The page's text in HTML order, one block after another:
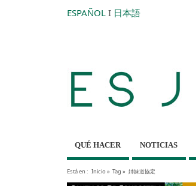
ESPAÑOL I 日本語
QUÉ HACER NOTICIAS
Está en : Inicio» Tag » 姉妹道協定